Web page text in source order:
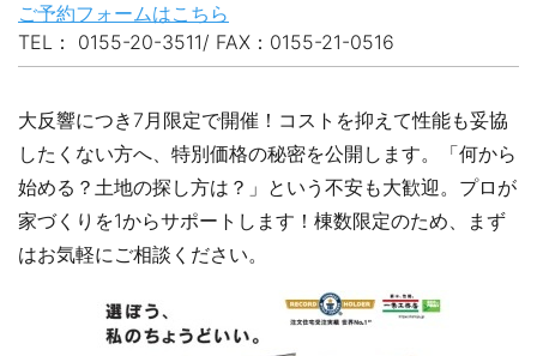
ご予約フォームはこちら
TEL： 0155-20-3511/ FAX：0155-21-0516
大反響につき7月限定で開催！コストを抑えて性能も妥協
したくない方へ、特別価格の秘密を公開します。「何から
始める？土地の探し方は？」という不安も大歓迎。プロが
家づくりを1からサポートします！棟数限定のため、まず
はお気軽にご相談ください。